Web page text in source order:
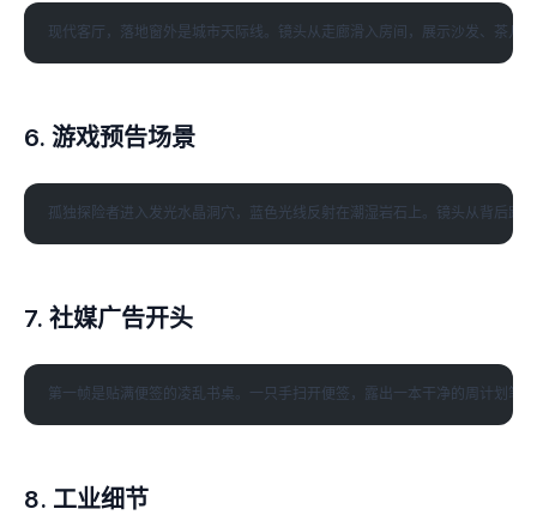
6. 游戏预告场景
7. 社媒广告开头
8. 工业细节